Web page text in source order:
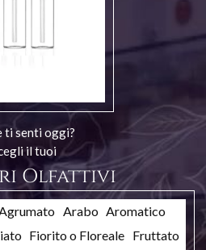
ti senti oggi?
il tuoi
Olfattivi
Arabo Aromatico
Fiorito o Floreale Fruttato